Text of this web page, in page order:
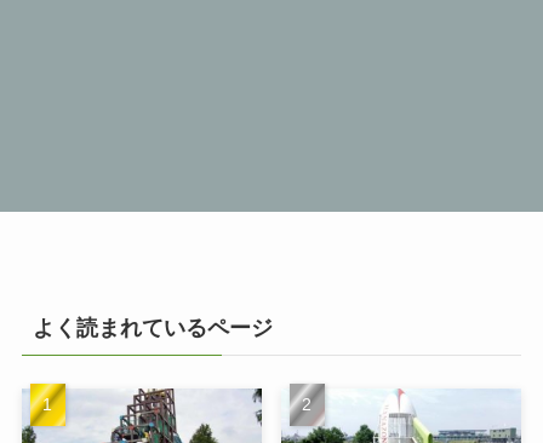
よく読まれているページ